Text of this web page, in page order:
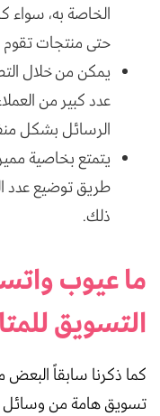
الخاصة به، سواء
حتى منتجات تقوم
يمكن من خلال
عدد كبير من
الرسائل بشكل
يتمتع بخاصية
طريق توضيع عدد
ذلك.
ما عيوب
التسويق
كما ذكرنا سابقاً
تسويق هامة من وسائل